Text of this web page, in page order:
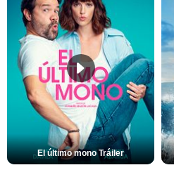
El último mono Tráiler